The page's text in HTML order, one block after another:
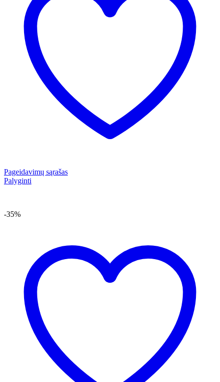
Pageidavimų sąrašas
Palyginti
-35%